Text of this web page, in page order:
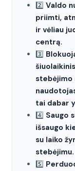
2️⃣ Valdo
priimti,
ir vėliau
centrą.
3️⃣
stebėjimo
tai dabar
4️⃣ Saugo
išsaugo
su laiko
stebėjimu.
5️⃣